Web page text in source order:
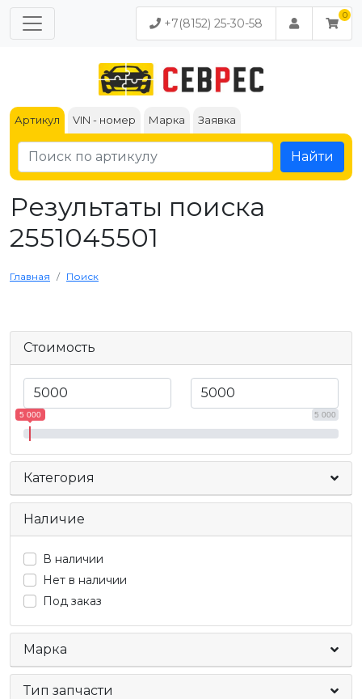
+7(8152) 25-30-58
Артикул VIN - номер Марка Заявка
Найти
Результаты поиска
2551045501
Главная Поиск
Стоимость
5 000
5 000
Наличие
В наличии
Нет в наличии
Под заказ
Марка
Тип запчасти
Категория